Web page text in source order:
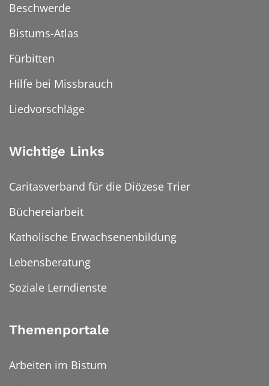
Beschwerde
Bistums-Atlas
Fürbitten
Hilfe bei Missbrauch
Liedvorschläge
Wichtige Links
Caritasverband für die Diözese Trier
Büchereiarbeit
Katholische Erwachsenenbildung
Lebensberatung
Soziale Lerndienste
Themenportale
Arbeiten im Bistum